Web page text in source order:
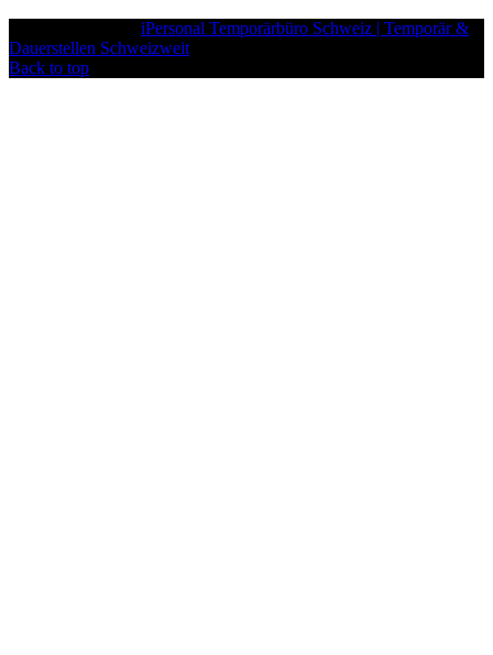
iPersonal Temporärbüro Schweiz | Temporär &
Dauerstellen Schweizweit
Back to top